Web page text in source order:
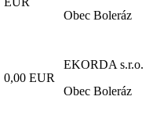
Obec Boleráz
0,00 EUR
EKORDA s.r.o.
Obec Boleráz